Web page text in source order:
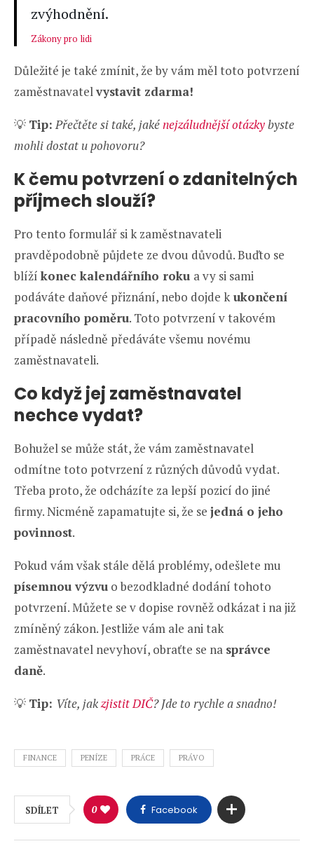
zvýhodnění.
Zákony pro lidi
Důležité je také zmínit, že by vám měl toto potvrzení
zaměstnavatelvystavit zdarma!
💡 Tip:Přečtěte si také, jakénejzáludnější otázkybyste
mohli dostat u pohovoru?
K čemu potvrzení o zdanitelných
příjmech slouží?
Pro tento formulář si k zaměstnavateli
pravděpodobně půjdete ze dvou důvodů. Buďto se
blíží konec kalendářního roku a vy si sami
podáváte daňové přiznání, nebo dojde kukončení
pracovního poměru. Toto potvrzení v takovém
případě následně předáváte všemu novému
zaměstnavateli.
Co když jej zaměstnavatel
nechce vydat?
Bohužel se může stát, že vám zaměstnavatel
odmítne toto potvrzení z různých důvodů vydat.
Třeba proto, že odcházíte za lepší pozicí do jiné
firmy. Nicméně zapamatujte si, že se jedná o jeho
povinnost.
Pokud vám však stále dělá problémy, odešlete mu
písemnou výzvu o bezodkladné dodání tohoto
potvrzení. Můžete se v dopise rovněž odkázat i na již
zmíněný zákon. Jestliže vám ale ani tak
zaměstnavatel nevyhoví, obraťte se na správce
daně.
💡 Tip: Víte, jakzjistit DIČ? Jde to rychle a snadno!
FINANCE PENÍZE PRÁCE PRÁVO
SDÍLET 0 Facebook